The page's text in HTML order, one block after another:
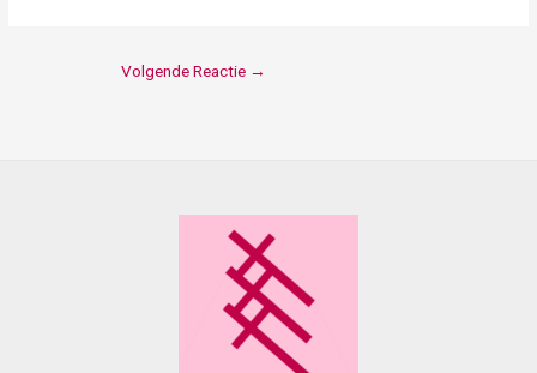
Volgende Reactie →